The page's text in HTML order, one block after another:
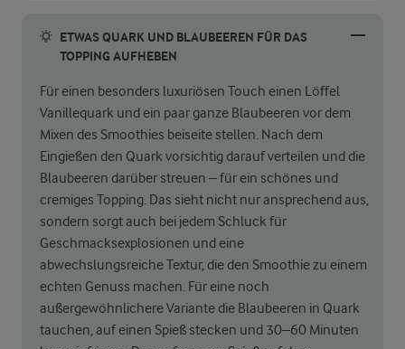
ETWAS QUARK UND BLAUBEEREN FÜR DAS
TOPPING AUFHEBEN
Für einen besonders luxuriösen Touch einen Löffel
Vanillequark und ein paar ganze Blaubeeren vor dem
Mixen des Smoothies beiseite stellen. Nach dem
Eingießen den Quark vorsichtig darauf verteilen und die
Blaubeeren darüber streuen – für ein schönes und
cremiges Topping. Das sieht nicht nur ansprechend aus,
sondern sorgt auch bei jedem Schluck für
Geschmacksexplosionen und eine
abwechslungsreiche Textur, die den Smoothie zu einem
echten Genuss machen. Für eine noch
außergewöhnlichere Variante die Blaubeeren in Quark
tauchen, auf einen Spieß stecken und 30–60 Minuten